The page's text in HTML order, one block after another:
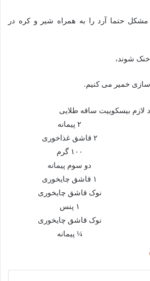
مشکل حتما آرد را به همراه شیر و کره در
خنک شوند،
خمیر می کنیم.
لازم بیسکوییت ساقه طلایی
۲ پیمانه
۲ قاشق غذاخوری
۱۰۰ گرم
دو سوم پیمانه
۱ قاشق چایخوری
نوک قاشق چایخوری
۱ پنس
نوک قاشق چایخوری
¼ پیمانه